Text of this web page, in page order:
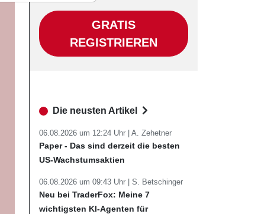
GRATIS
REGISTRIEREN
Die neusten Artikel
06.08.2026 um 12:24 Uhr | A. Zehetner
Paper - Das sind derzeit die besten
US-Wachstumsaktien
06.08.2026 um 09:43 Uhr | S. Betschinger
Neu bei TraderFox: Meine 7
wichtigsten KI-Agenten für